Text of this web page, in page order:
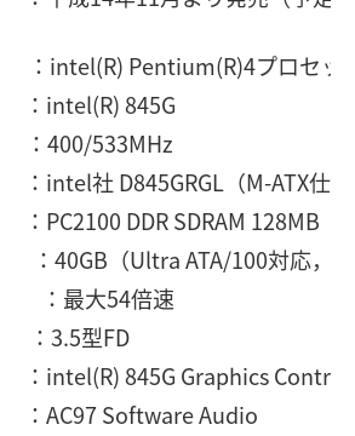
Pentium(R)4プロセッサ
：intel(R) 845G
533MHz
intel社 D845GRGL（M-ATX仕
DDR SDRAM 128MB（
（Ultra ATA/100対応，
：最大54倍速
3.5型FD
intel(R) 845G Graphics
Software Audio